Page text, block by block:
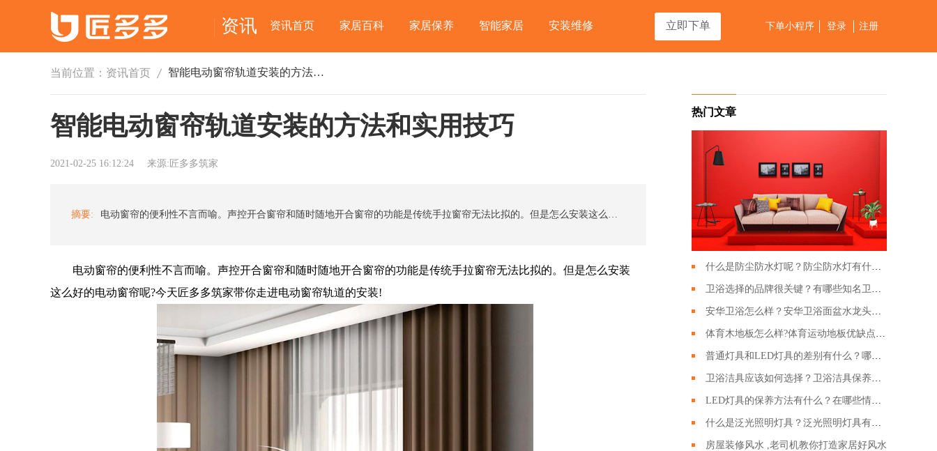
资讯 资讯首页 家居百科 家居保养 智能家居 安装维修 立即下单 下单小程序 登录 注册
当前位置： 资讯首页 智能电动窗帘轨道安装的方法和实用技巧
智能电动窗帘轨道安装的方法和实用技巧
2021-02-25 16:12:24 来源:匠多多筑家
摘要: 电动窗帘的便利性不言而喻。声控开合窗帘和随时随地开合窗帘的功能是传统手拉窗帘无法比拟的。但是怎么安装这么好的电动窗帘呢?今天匠多多筑家带你走进电动窗帘轨道的安装!
电动窗帘的便利性不言而喻。声控开合窗帘和随时随地开合窗帘的功能是传统手拉窗帘无法比拟的。但是怎么安装
这么好的电动窗帘呢?今天匠多多筑家带你走进电动窗帘轨道的安装!
热门文章
什么是防尘防水灯呢？防尘防水灯有什么特点？
安华卫浴怎么样？安华卫浴面盆水龙头应该如何搭配？
普通灯具和LED灯具的差别有什么？哪种LED灯具更好呢？
卫浴洁具应该如何选择？卫浴洁具保养的时候需要注意哪些？
LED灯具的保养方法有什么？在哪些情况下回损坏？
什么是泛光照明灯具？泛光照明灯具有什么作用？
房屋装修风水 ,老司机教你打造家居好风水